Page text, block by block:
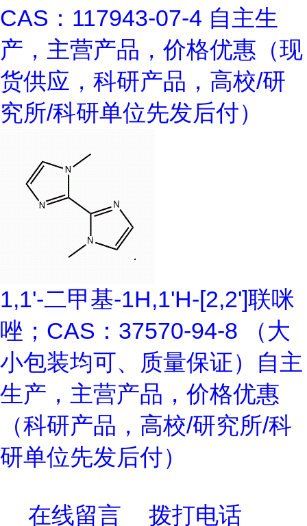
CAS：117943-07-4 自主生
产，主营产品，价格优惠（现
货供应，科研产品，高校/研
究所/科研单位先发后付）
1,1'-二甲基-1H,1'H-[2,2']联咪
唑；CAS：37570-94-8 （大
小包装均可、质量保证）自主
生产，主营产品，价格优惠
（科研产品，高校/研究所/科
研单位先发后付）
在线留言 拨打电话